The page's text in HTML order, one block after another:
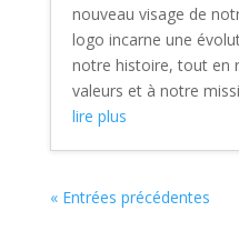
nouveau visage de
logo incarne une
notre histoire, tout en
valeurs et à notre
lire plus
« Entrées précédentes